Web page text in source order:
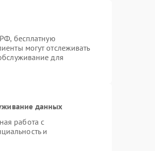
бесплатную
могут отслеживать
для
данных
работа с
и